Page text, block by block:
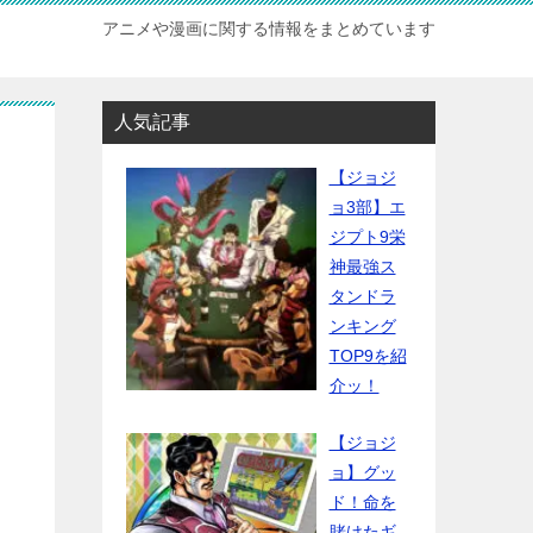
アニメや漫画に関する情報をまとめています
人気記事
【ジョジ
ョ3部】エ
ジプト9栄
神最強ス
タンドラ
ンキング
TOP9を紹
介ッ！
【ジョジ
ョ】グッ
ド！命を